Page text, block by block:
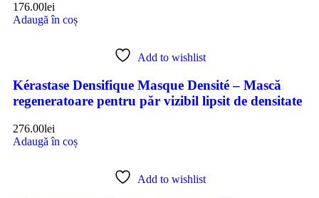
176.00lei
Adaugă în coș
Add to wishlist
Kérastase Densifique Masque Densité – Mască
regeneratoare pentru păr vizibil lipsit de densitate
276.00lei
Adaugă în coș
Add to wishlist